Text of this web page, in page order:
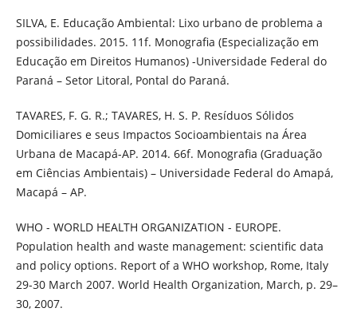
SILVA, E. Educação Ambiental: Lixo urbano de problema a
possibilidades. 2015. 11f. Monografia (Especialização em
Educação em Direitos Humanos) -Universidade Federal do
Paraná – Setor Litoral, Pontal do Paraná.
TAVARES, F. G. R.; TAVARES, H. S. P. Resíduos Sólidos
Domiciliares e seus Impactos Socioambientais na Área
Urbana de Macapá-AP. 2014. 66f. Monografia (Graduação
em Ciências Ambientais) – Universidade Federal do Amapá,
Macapá – AP.
WHO - WORLD HEALTH ORGANIZATION - EUROPE.
Population health and waste management: scientific data
and policy options. Report of a WHO workshop, Rome, Italy
29-30 March 2007. World Health Organization, March, p. 29–
30, 2007.